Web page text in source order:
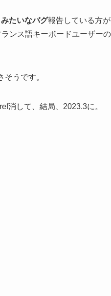
たいなバグ報告している方が
ンス語キーボードユーザーの
うです。
消して、結局、2023.3に。